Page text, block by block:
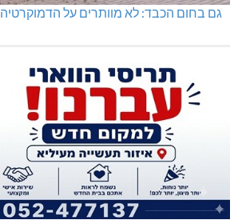
גם בחום הכבד: לא מוותרים על הדמוקרטיה